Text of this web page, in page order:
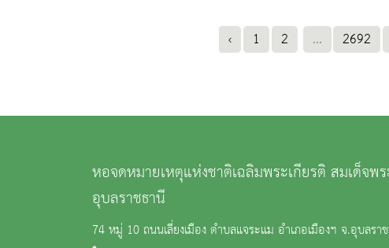
‹ 1 2 ... 2692
หอจดหมายเหตุแห่งชาติเฉลิมพระเกียรติ สมเด็จพ
อุบลราชธานี
74 หมู่ 10 ถนนเลี่ยงเมือง ตำบลแจระแม อำเภอเมืองฯ จ.อุบลรา